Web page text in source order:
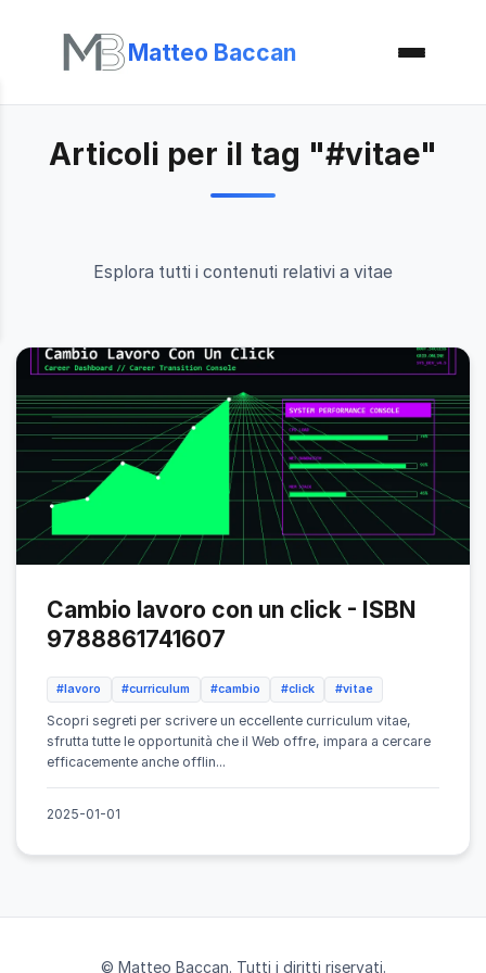
Matteo Baccan
Articoli per il tag "#vitae"
Esplora tutti i contenuti relativi a vitae
Cambio lavoro con un click - ISBN
9788861741607
#lavoro #curriculum #cambio #click #vitae
Scopri segreti per scrivere un eccellente curriculum vitae,
sfrutta tutte le opportunità che il Web offre, impara a cercare
efficacemente anche offlin...
2025-01-01
© Matteo Baccan. Tutti i diritti riservati.